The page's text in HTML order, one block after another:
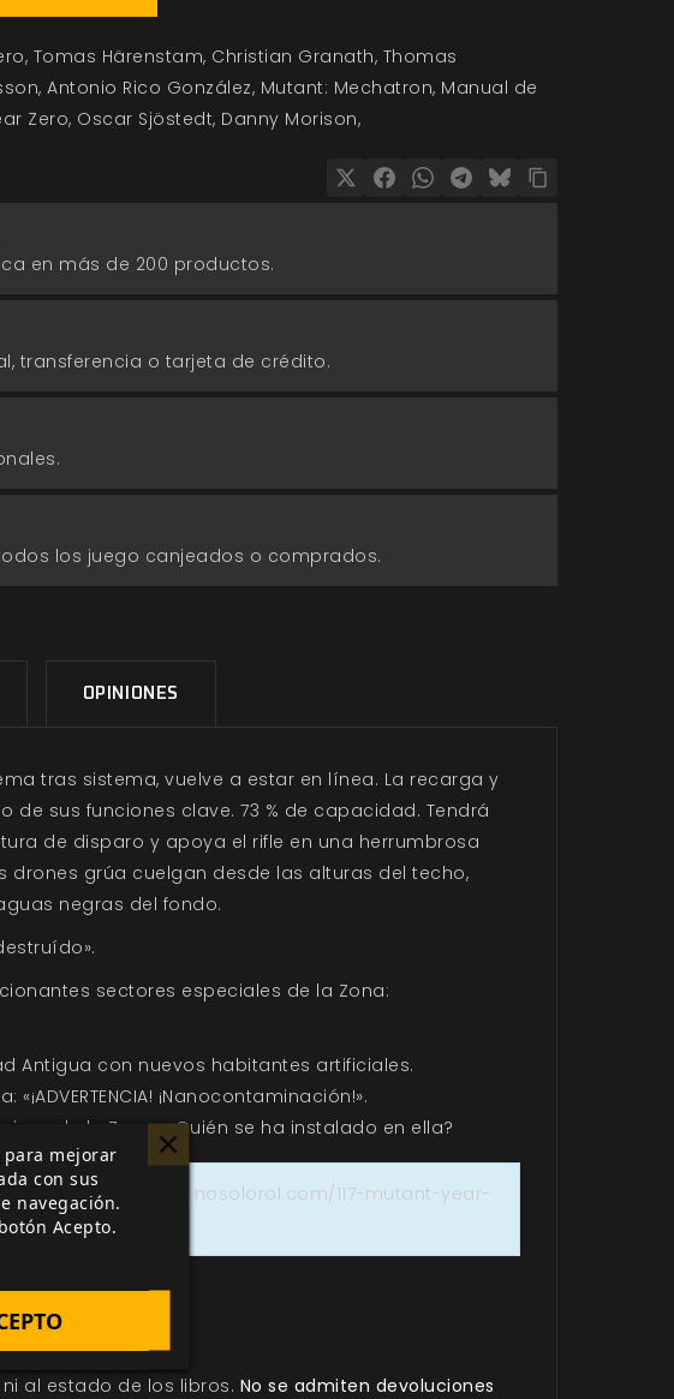
Tomas Härenstam Christian Granath Thomas
Antonio Rico González Mutant: Mechatron Manual de
Zero Oscar Sjöstedt Danny Morison
en más de 200 productos.
transferencia o tarjeta de crédito.
los juego canjeados o comprados.
OPINIONES
tras sistema, vuelve a estar en línea. La recarga y
sus funciones clave. 73 % de capacidad. Tendrá
de disparo y apoya el rifle en una herrumbrosa
grúa cuelgan desde las alturas del techo,
negras del fondo.
sectores especiales de la Zona:
Antigua con nuevos habitantes artificiales.
¡Nanocontaminación!».
de la Zona. ¿Quién se ha instalado en ella?
en :https://www.nosolorol.com/117-mutant-year-
existencias.
al estado de los libros. No se admiten devoluciones
mejorar
con sus
navegación.
Acepto.